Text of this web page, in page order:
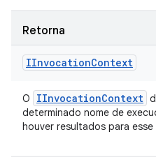
Retorna
IInvocationContext
O IInvocationContext
determinado nome de
houver resultados para esse